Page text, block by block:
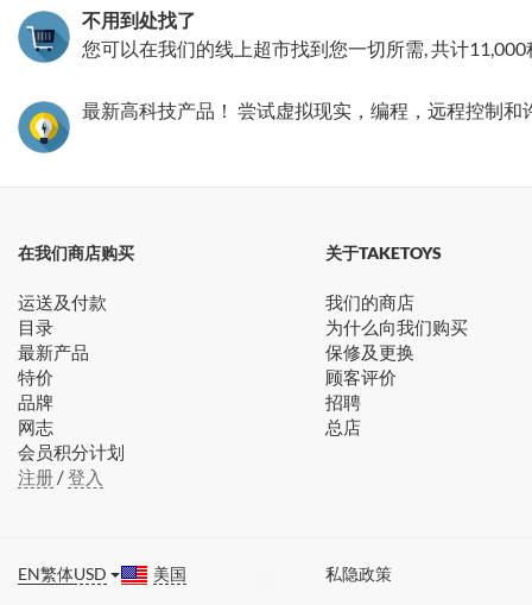
不用到处找了
您可以在我们的线上超市找到您一切所需, 共计11,000
最新高科技产品！ 尝试虚拟现实，编程，远程控制
在我们商店购买
运送及付款
目录
最新产品
特价
品牌
网志
会员积分计划
注册/登入
关于TAKETOYS
我们的商店
为什么向我们购买
保修及更换
顾客评价
招聘
总店
EN繁体USD 美国 私隐政策